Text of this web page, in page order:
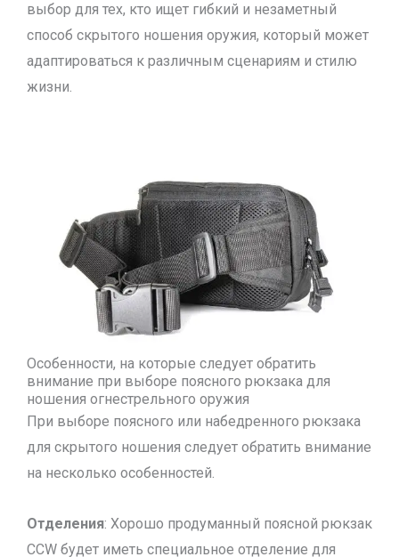
выбор для тех, кто ищет гибкий и незаметный
способ скрытого ношения оружия, который может
адаптироваться к различным сценариям и стилю
жизни.
Особенности, на которые следует обратить
внимание при выборе поясного рюкзака для
ношения огнестрельного оружия
При выборе поясного или набедренного рюкзака
для скрытого ношения следует обратить внимание
на несколько особенностей.
Отделения: Хорошо продуманный поясной рюкзак
CCW будет иметь специальное отделение для